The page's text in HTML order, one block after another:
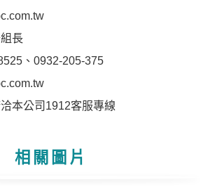
長
、0932-205-375
本公司1912客服專線
相關圖片